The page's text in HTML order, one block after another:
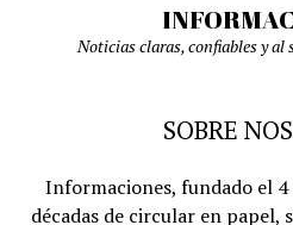
Noticias claras, confiables y al
SOBRE
Informaciones, fundado el
décadas de circular en papel,